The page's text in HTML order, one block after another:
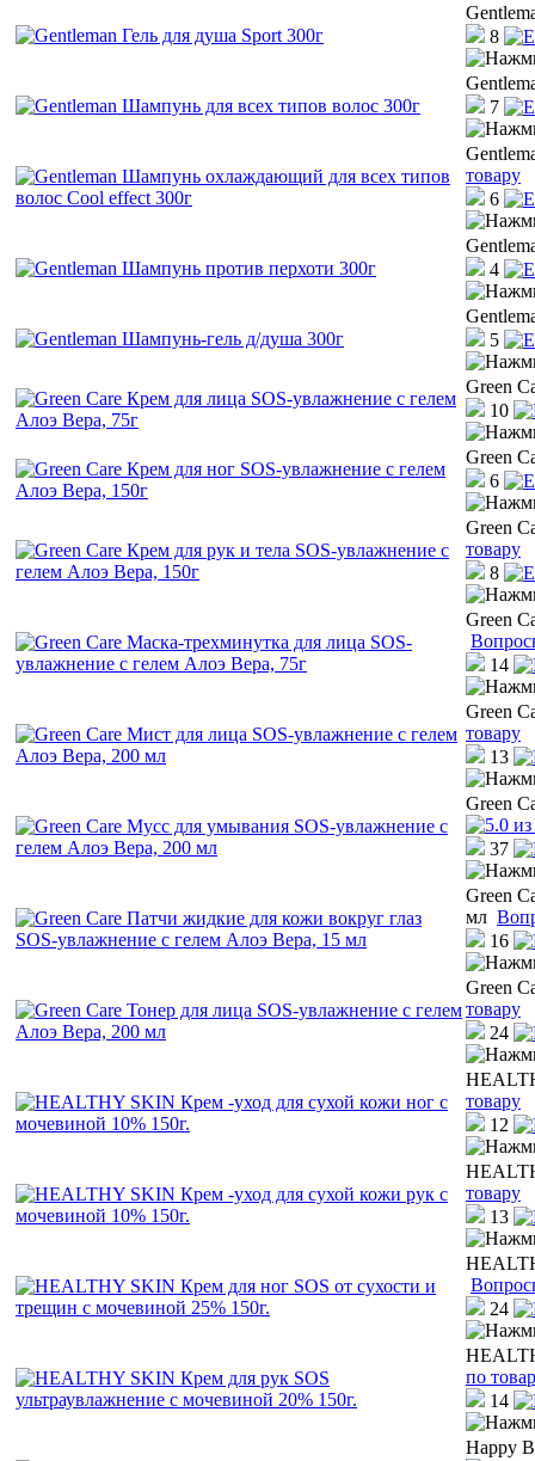
8
7
товару
6
4
5
Green
10
Green
6
Green
товару
8
Green
14
Green
товару
13
Green
37
Green
мл
16
Green
товару
24
товару
12
товару
13
24
по
14
Happy